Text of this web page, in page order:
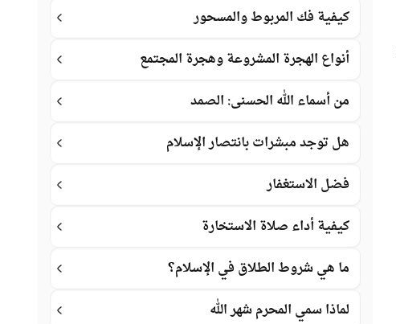
كيفية فك المربوط والمسحور
أنواع الهجرة المشروعة وهجرة المجتمع
من أسماء الله الحسنى: الصمد
هل توجد مبشرات بانتصار الإسلام
فضل الاستغفار
كيفية أداء صلاة الاستخارة
ما هي شروط الطلاق في الإسلام؟
لماذا سمي المحرم شهر الله